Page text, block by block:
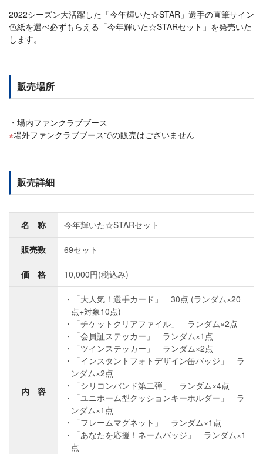
2022シーズン大活躍した「今年輝いた☆STAR」選手の直筆サイン
色紙を選べ必ずもらえる「今年輝いた☆STARセット」を発売いた
します。
販売場所
場内ファンクラブブース
場外ファンクラブブースでの販売はございません
販売詳細
名 称 今年輝いた☆STARセット
販売数 69セット
価 格 10,000円(税込み)
内 容
「大人気！選手カード」 30点 (ランダム×20
点+対象10点)
「チケットクリアファイル」 ランダム×2点
「会員証ステッカー」 ランダム×1点
「ツインステッカー」 ランダム×2点
「インスタントフォトデザイン缶バッジ」 ラ
ンダム×2点
「シリコンバンド第二弾」 ランダム×4点
「ユニホーム型クッションキーホルダー」 ラ
ンダム×1点
「フレームマグネット」 ランダム×1点
「あなたを応援！ネームバッジ」 ランダム×1
点